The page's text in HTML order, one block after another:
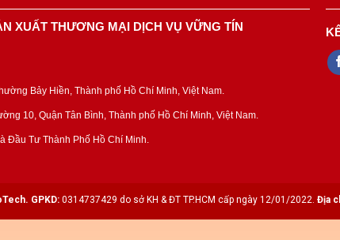
XUẤT THƯƠNG MẠI DỊCH VỤ VỮNG TÍN
Bảy Hiền, Thành phố Hồ Chí Minh, Việt Nam.
10, Quận Tân Bình, Thành phố Hồ Chí Minh, Việt Nam.
Đầu Tư Thành Phố Hồ Chí Minh.
GPKD: 0314737429 do sở KH & ĐT TP.HCM cấp ngày 12/01/2022. Địa